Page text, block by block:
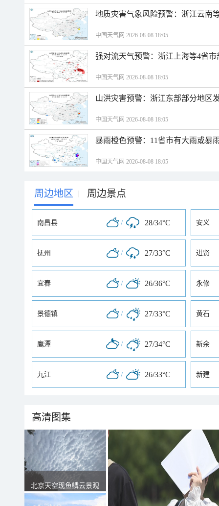
地质灾害气象风险预警：浙江云南
中国天气网 2026-08-08 18:05
强对流天气预警：浙江上海等4省
中国天气网 2026-08-08 18:05
山洪灾害预警：浙江东部部分地区
中国天气网 2026-08-08 18:05
暴雨橙色预警：11省市有大雨或暴
中国天气网 2026-08-08 18:05
周边地区 | 周边景点
南昌县 / 28/34°C 安义
抚州 / 27/33°C 进贤
宜春 / 26/36°C 永修
景德镇 / 27/33°C 黄石
鹰潭 / 27/34°C 新余
九江 / 26/33°C 新建
高清图集
北京天空现鱼鳞云景观